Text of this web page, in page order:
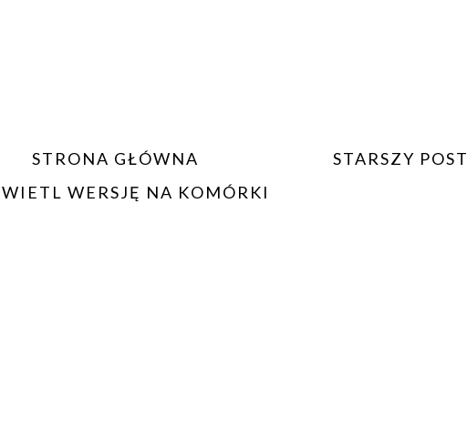
STARSZY POST
STRONA GŁÓWNA
WERSJĘ NA KOMÓRKI